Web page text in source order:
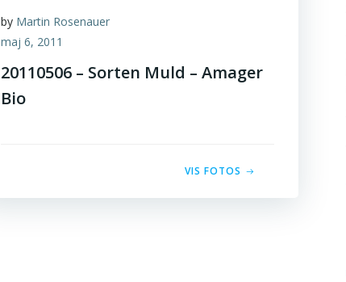
by Martin Rosenauer
maj 6, 2011
20110506 – Sorten Muld – Amager
Bio
VIS FOTOS